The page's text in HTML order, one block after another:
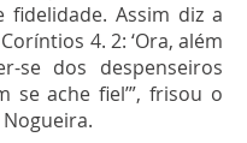
fidelidade. Assim diz a
4. 2: ‘Ora, além
se dos despenseiros
se ache fiel’”, frisou o